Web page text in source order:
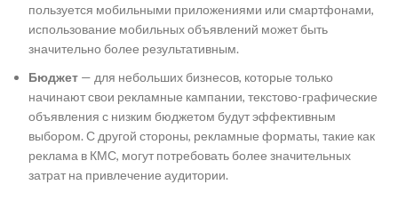
пользуется мобильными приложениями или смартфонами,
использование мобильных объявлений может быть
значительно более результативным.
Бюджет — для небольших бизнесов, которые только
начинают свои рекламные кампании, текстово-графические
объявления с низким бюджетом будут эффективным
выбором. С другой стороны, рекламные форматы, такие как
реклама в КМС, могут потребовать более значительных
затрат на привлечение аудитории.